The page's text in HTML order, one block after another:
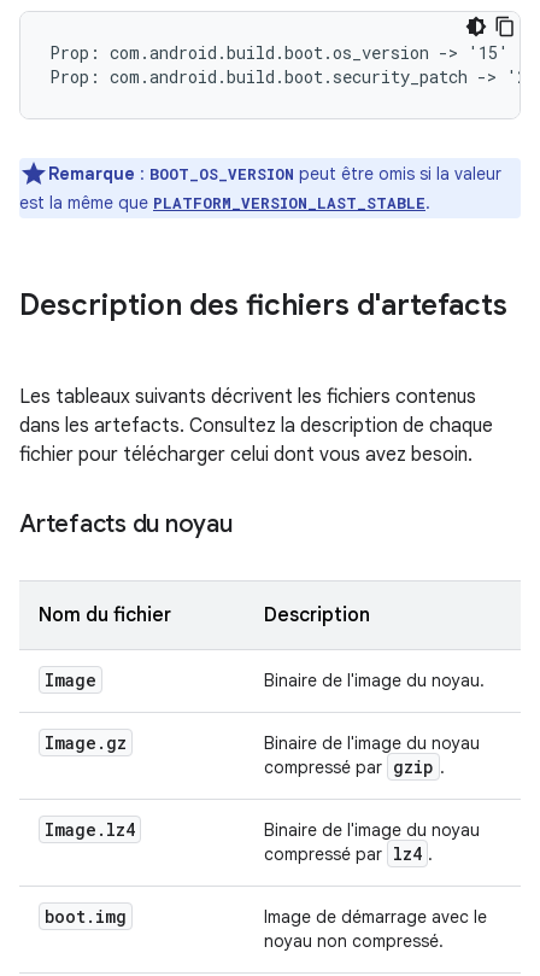
Prop: com.android.build.boot.os_version -> '15'
Remarque : BOOT_OS_VERSION peut être omis si la valeur
est la même que PLATFORM_VERSION_LAST_STABLE.
Description des fichiers d'artefacts
Les tableaux suivants décrivent les fichiers contenus
dans les artefacts. Consultez la description de chaque
fichier pour télécharger celui dont vous avez besoin.
Artefacts du noyau
Nom du fichier Description
Image Binaire de l'image du noyau.
Image . gz
Binaire de l'image du noyau
compressé par gzip .
Image . lz4
Binaire de l'image du noyau
compressé par lz4 .
boot. img
Image de démarrage avec le
noyau non compressé.